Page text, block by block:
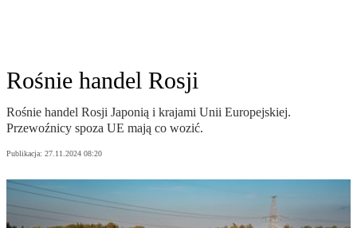
Rośnie handel Rosji
Rośnie handel Rosji Japonią i krajami Unii Europejskiej.
Przewoźnicy spoza UE mają co wozić.
Publikacja: 27.11.2024 08:20